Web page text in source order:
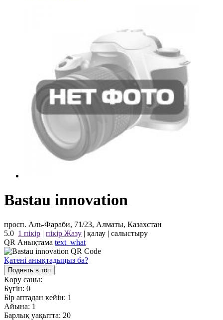
Bastau innovation
просп. Аль-Фараби, 71/23, Алматы, Казахстан
5.0 1 пікір | пікір Жазу | қалау | салыстыру
QR Анықтама text_what
Қатені анықтадыңыз ба?
Поднять в топ
Көру саны:
Бүгін: 0
Бір аптадан кейін: 1
Айына: 1
Барлық уақытта: 20